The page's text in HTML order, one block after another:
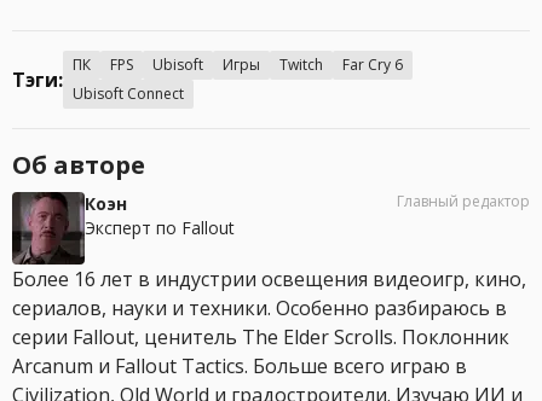
Тэги:
ПК FPS Ubisoft Игры Twitch
Far Cry 6
Ubisoft Connect
Об авторе
Коэн
Эксперт по Fallout
Главный редактор
Более 16 лет в индустрии освещения видеоигр, кино,
сериалов, науки и техники. Особенно разбираюсь в
серии Fallout, ценитель The Elder Scrolls. Поклонник
Arcanum и Fallout Tactics. Больше всего играю в
Civilization, Old World и градостроители. Изучаю ИИ и